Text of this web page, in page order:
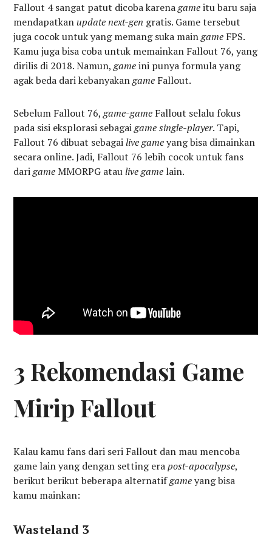
Fallout 4 sangat patut dicoba karenagameitu baru saja
mendapatkanupdate next-gen gratis. Game tersebut
juga cocok untuk yang memang suka maingame FPS.
Kamu juga bisa coba untuk memainkan Fallout 76, yang
dirilis di 2018. Namun,gameini punya formula yang
agak beda dari kebanyakangame Fallout.
Sebelum Fallout 76,game-game Fallout selalu fokus
pada sisi eksplorasi sebagaigame single-player. Tapi,
Fallout 76 dibuat sebagailive gameyang bisa dimainkan
secara online. Jadi, Fallout 76 lebih cocok untuk fans
darigameMMORPG ataulive game lain.
3 Rekomendasi Game
Mirip Fallout
Kalau kamu fans dari seri Fallout dan mau mencoba
game lain yang dengan setting erapost-apocalypse,
berikut berikut beberapa alternatifgameyang bisa
kamu mainkan:
Wasteland 3